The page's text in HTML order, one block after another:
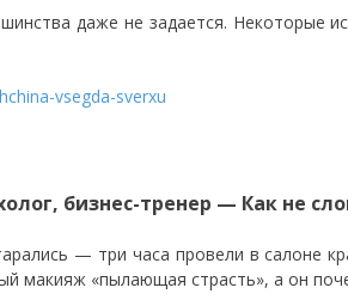
даже не задается. Некоторые
vsegda-sverxu
бизнес-тренер — Как не
— три часа провели в салоне
макияж «пылающая страсть», а он